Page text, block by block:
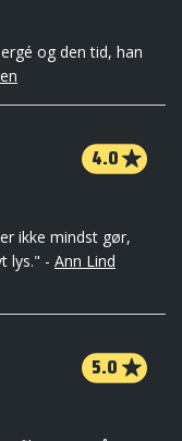
og den tid, han
4.0
ikke mindst gør,
lys." - Ann Lind
5.0